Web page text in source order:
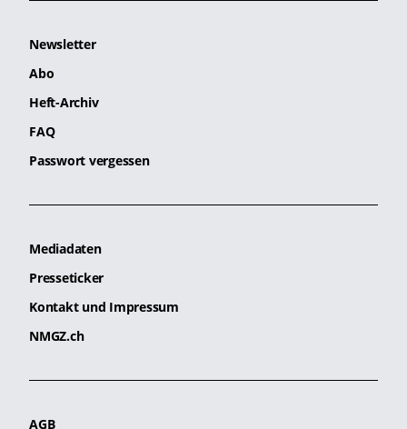
Newsletter
Abo
Heft-Archiv
FAQ
Passwort vergessen
Mediadaten
Presseticker
Kontakt und Impressum
NMGZ.ch
AGB